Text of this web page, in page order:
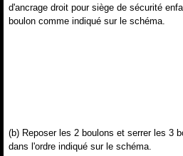
d'ancrage droit pour siège de sécurité
boulon comme indiqué sur le schéma.
(b) Reposer les 2 boulons et serrer les 3
dans l'ordre indiqué sur le schéma.